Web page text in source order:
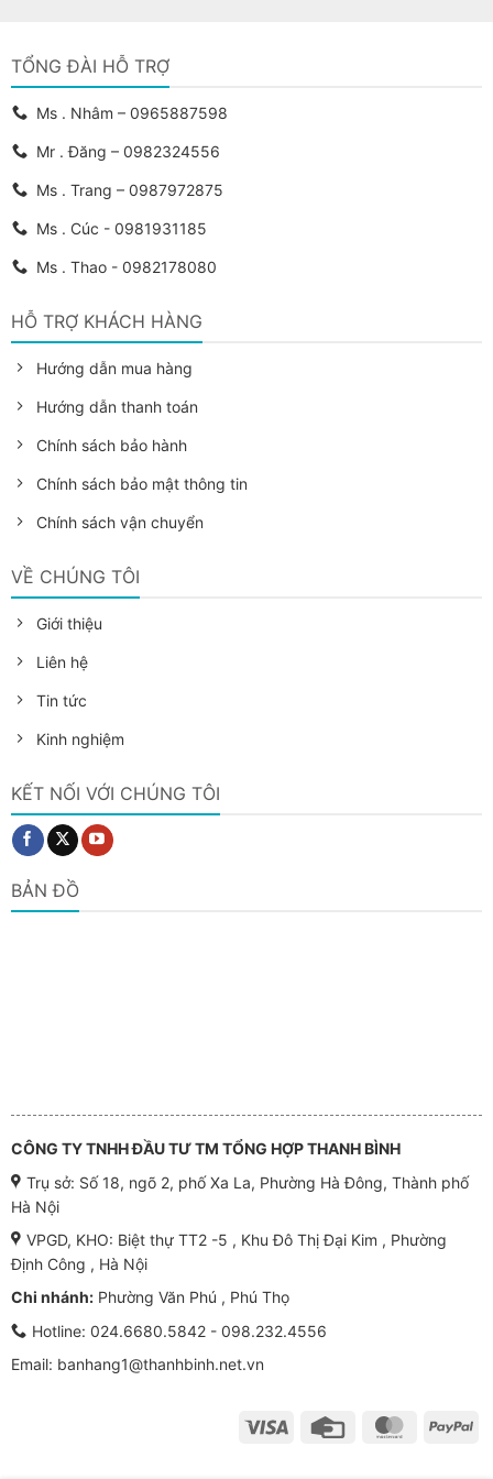
TỔNG ĐÀI HỖ TRỢ
Ms . Nhâm – 0965887598
Mr . Đăng – 0982324556
Ms . Trang – 0987972875
Ms . Cúc - 0981931185
Ms . Thao - 0982178080
HỖ TRỢ KHÁCH HÀNG
Hướng dẫn mua hàng
Hướng dẫn thanh toán
Chính sách bảo hành
Chính sách bảo mật thông tin
Chính sách vận chuyển
VỀ CHÚNG TÔI
Giới thiệu
Liên hệ
Tin tức
Kinh nghiệm
KẾT NỐI VỚI CHÚNG TÔI
BẢN ĐỒ
CÔNG TY TNHH ĐẦU TƯ TM TỔNG HỢP THANH BÌNH
Trụ sở: Số 18, ngõ 2, phố Xa La, Phường Hà Đông, Thành phố
Hà Nội
VPGD, KHO: Biệt thự TT2 -5 , Khu Đô Thị Đại Kim , Phường
Định Công , Hà Nội
Chi nhánh:Phường Văn Phú , Phú Thọ
Hotline: 024.6680.5842 - 098.232.4556
Email: banhang1@thanhbinh.net.vn
Visa
Credit